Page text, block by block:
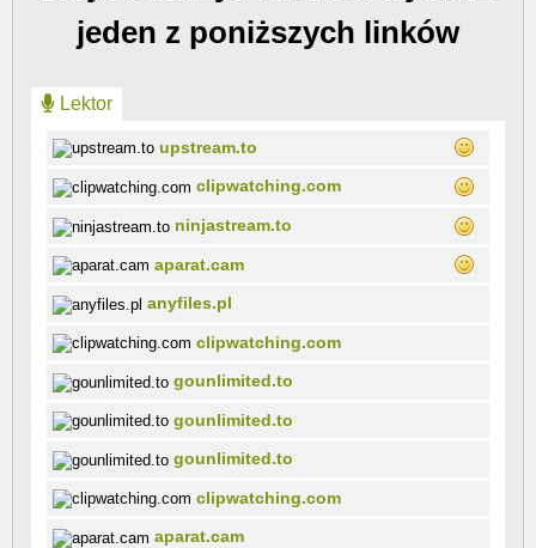
jeden z poniższych linków
Lektor
upstream.to
clipwatching.com
ninjastream.to
aparat.cam
anyfiles.pl
clipwatching.com
gounlimited.to
gounlimited.to
gounlimited.to
clipwatching.com
aparat.cam